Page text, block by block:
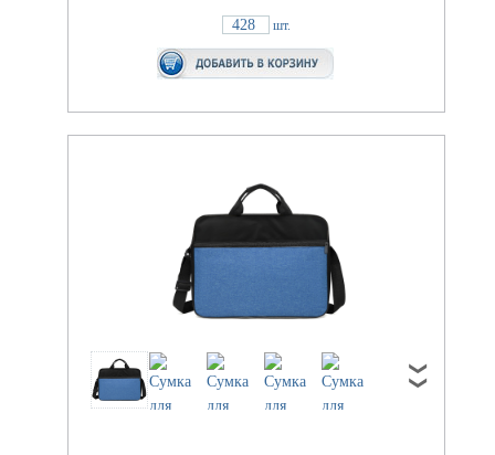
428 шт.